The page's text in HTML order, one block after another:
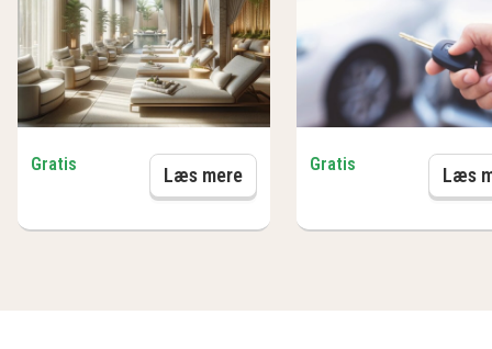
Gratis Læs mereDaglig adgang til relaxområdet
Gratis Læs